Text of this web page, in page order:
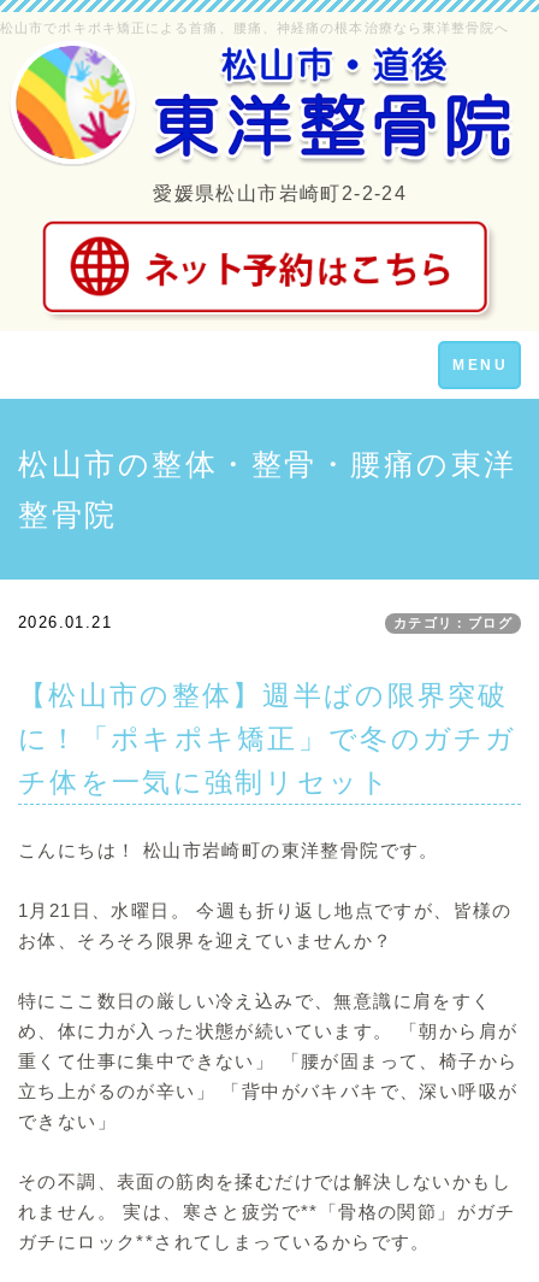
松山市でポキポキ矯正による首痛、腰痛、神経痛の根本治療なら東洋整骨院へ
愛媛県松山市岩崎町2-2-24
Toggle
navigation
MENU
松山市の整体・整骨・腰痛の東洋
整骨院
2026.01.21 カテゴリ：ブログ
【松山市の整体】週半ばの限界突破
に！「ポキポキ矯正」で冬のガチガ
チ体を一気に強制リセット
こんにちは！ 松山市岩崎町の東洋整骨院です。
1月21日、水曜日。 今週も折り返し地点ですが、皆様の
お体、そろそろ限界を迎えていませんか？
特にここ数日の厳しい冷え込みで、無意識に肩をすく
め、体に力が入った状態が続いています。 「朝から肩が
重くて仕事に集中できない」 「腰が固まって、椅子から
立ち上がるのが辛い」 「背中がバキバキで、深い呼吸が
できない」
その不調、表面の筋肉を揉むだけでは解決しないかもし
れません。 実は、寒さと疲労で**「骨格の関節」がガチ
ガチにロック**されてしまっているからです。